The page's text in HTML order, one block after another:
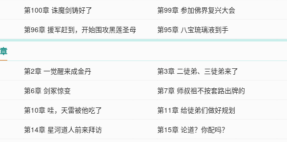
第100章 诛魔剑铸好了 第99章 参加佛界复兴大会
第96章 援军赶到，开始围攻黑莲圣母 第95章 八宝琉璃液到手
第2章 一觉醒来成金丹 第3章 二徒弟、三徒弟来了
第6章 剑冢惊变 第7章 师叔祖不按套路出牌的
第10章 哇，天雷被他吃了 第11章 给徒弟们做好规划
第14章 星河道人前来拜访 第15章 论道？你配吗？